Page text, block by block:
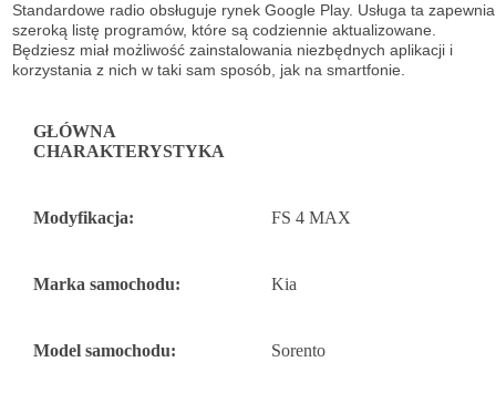
Standardowe radio obsługuje rynek Google Play. Usługa ta zapewnia
szeroką listę programów, które są codziennie aktualizowane.
Będziesz miał możliwość zainstalowania niezbędnych aplikacji i
korzystania z nich w taki sam sposób, jak na smartfonie.
GŁÓWNA
CHARAKTERYSTYKA
Modyfikacja: FS 4 MAX
Marka samochodu: Kia
Model samochodu: Sorento